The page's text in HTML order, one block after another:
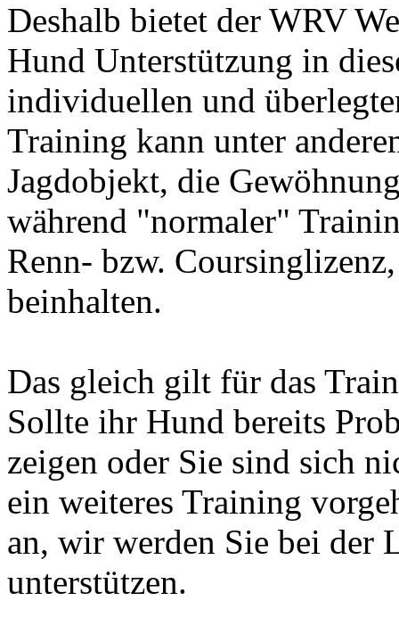
Deshalb bietet der WRV
Hund Unterstützung in
individuellen und
Training kann unter
Jagdobjekt, die
während "normaler"
Renn- bzw.
beinhalten.
Das gleich gilt für das
Sollte ihr Hund bereits
zeigen oder Sie sind sich
ein weiteres Training
an, wir werden Sie bei der
unterstützen.